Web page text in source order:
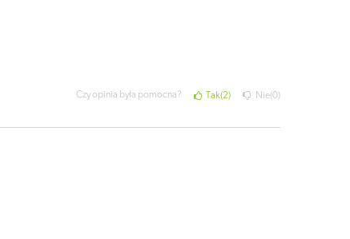
Czy opinia była pomocna? Tak 2 Nie 0